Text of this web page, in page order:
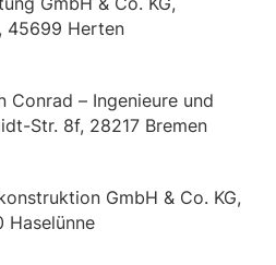
45699 Herten
Conrad – Ingenieure und
Str. 8f, 28217 Bremen
GmbH & Co. KG,
Haselünne